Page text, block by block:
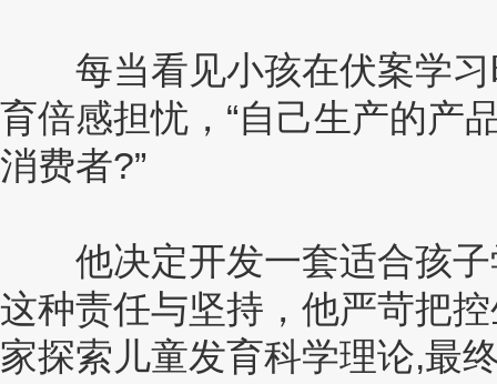
每当看见小孩在伏案学习
育倍感担忧，“自己生产的产
消费者?”
他决定开发一套适合孩子
这种责任与坚持，他严苛把
家探索儿童发育科学理论,最